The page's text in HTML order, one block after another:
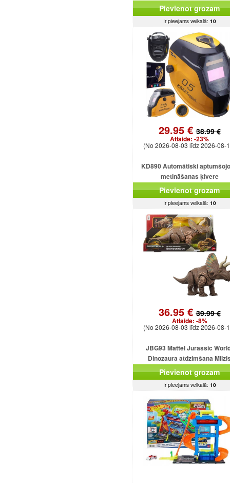
Pievienot grozam
Ir pieejams veikalā: 10
29.95 €38.99 €
Atlaide: -23%
(No 2026-08-03 līdz 2026-08-
KD890 Automātiski
metināšanas ķivere
Pievienot grozam
Ir pieejams veikalā: 10
36.95 €39.99 €
Atlaide: -8%
(No 2026-08-03 līdz 2026-08-
JBG93 Mattel Jurassic
Dinozaura atdzimšana
Eotriceratops uzbrūk
astes
Pievienot grozam
Ir pieejams veikalā: 10